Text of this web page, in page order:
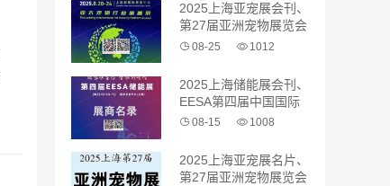
2025上海亚宠展会刊、
第27届亚洲宠物展览会
参展商名录
08-25 1012
2025上海储能展会刊、
EESA第四届中国国际
储能展览会参展商名录
08-15 1008
2025上海亚宠展名片、
第27届亚洲宠物展览会